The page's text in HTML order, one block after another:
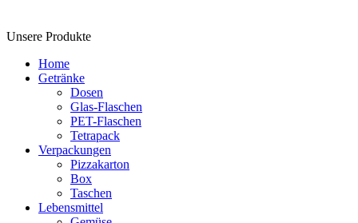
Unsere Produkte
Home
Getränke
Dosen
Glas-Flaschen
PET-Flaschen
Tetrapack
Verpackungen
Pizzakarton
Box
Taschen
Lebensmittel